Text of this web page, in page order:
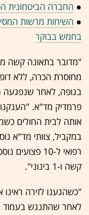
● החברה הביטחונית
● השיחות מרשות
בחמש בבוקר
מחוסרת הכרה, ללא
בגופה, לאחר שנפגעה
פרמדיק מד"א. "הענקנו
אותה לבית החולים
במקביל, צוותי מד"א
קשה ו-1 בינוני".
"כשהגענו לזירה
לאחר שהתנגש בעמוד